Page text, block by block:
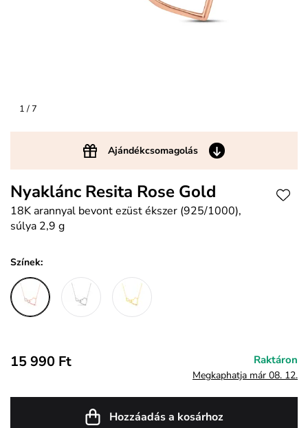
1/ 7
Ajándékcsomagolás
Nyaklánc Resita Rose Gold
18K arannyal bevont ezüst ékszer (925/1000),
súlya 2,9 g
Színek:
15 990 Ft Raktáron
Megkaphatja már 08. 12.
Hozzáadás a kosárhoz